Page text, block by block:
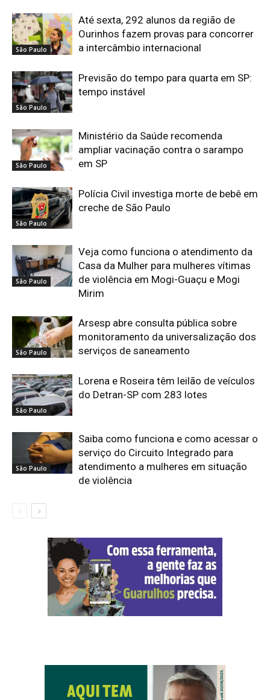
São Paulo
Até sexta, 292 alunos da região de
Ourinhos fazem provas para concorrer
a intercâmbio internacional
São Paulo
Previsão do tempo para quarta em SP:
tempo instável
São Paulo
Ministério da Saúde recomenda
ampliar vacinação contra o sarampo
em SP
São Paulo
Polícia Civil investiga morte de bebê em
creche de São Paulo
São Paulo
Veja como funciona o atendimento da
Casa da Mulher para mulheres vítimas
de violência em Mogi-Guaçu e Mogi
Mirim
São Paulo
Arsesp abre consulta pública sobre
monitoramento da universalização dos
serviços de saneamento
São Paulo
Lorena e Roseira têm leilão de veículos
do Detran-SP com 283 lotes
São Paulo
Saiba como funciona e como acessar o
serviço do Circuito Integrado para
atendimento a mulheres em situação
de violência